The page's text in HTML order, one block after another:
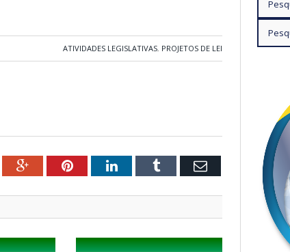
ATIVIDADES LEGISLATIVAS, PROJETOS DE LEI
Google+PinterestLinkedInTumblr Email